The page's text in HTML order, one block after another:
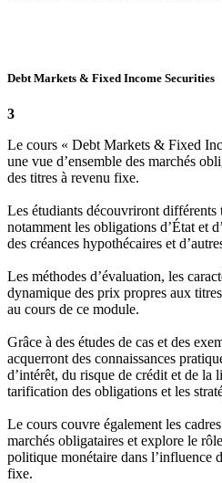
Debt Markets & Fixed Income Securities
3
Le cours « Debt Markets & Fixed
une vue d’ensemble des marchés
des titres à revenu fixe.
Les étudiants découvriront différents
notamment les obligations d’État et
des créances hypothécaires et
Les méthodes d’évaluation, les
dynamique des prix propres aux
au cours de ce module.
Grâce à des études de cas et des
acquerront des connaissances
d’intérêt, du risque de crédit et de la
tarification des obligations et les
Le cours couvre également les
marchés obligataires et explore le
politique monétaire dans l’influence
fixe.